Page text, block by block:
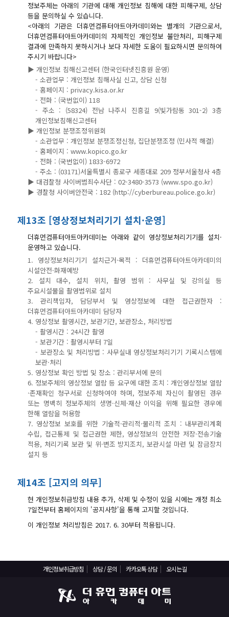
정보주체는 아래의 기관에 대해 개인정보 침해에 대한 피해구제, 상담
등을 문의하실 수 있습니다.
<아래의 기관은 더휴먼컴퓨터아트아카데미와는 별개의 기관으로서,
더휴먼컴퓨터아트아카데미의 자체적인 개인정보 불만처리, 피해구제
결과에 만족하지 못하시거나 보다 자세한 도움이 필요하시면 문의하여
주시기 바랍니다>
▶ 개인정보 침해신고센터 (한국인터넷진흥원 운영)
- 소관업무 : 개인정보 침해사실 신고, 상담 신청
- 홈페이지 : privacy.kisa.or.kr
- 전화 : (국번없이) 118
- 주소 : (58324) 전남 나주시 진흥길 9(빛가람동 301-2) 3층
개인정보침해신고센터
▶ 개인정보 분쟁조정위원회
- 소관업무 : 개인정보 분쟁조정신청, 집단분쟁조정 (민사적 해결)
- 홈페이지 : www.kopico.go.kr
- 전화 : (국번없이) 1833-6972
- 주소 : (03171)서울특별시 종로구 세종대로 209 정부서울청사 4층
▶ 대검찰청 사이버범죄수사단 : 02-3480-3573 (www.spo.go.kr)
▶ 경찰청 사이버안전국 : 182 (http://cyberbureau.police.go.kr)
제13조 [영상정보처리기기 설치·운영]
더휴먼컴퓨터아트아카데미는 아래와 같이 영상정보처리기기를 설치·
운영하고 있습니다.
1. 영상정보처리기기 설치근거·목적 : 더휴먼컴퓨터아트아카데미의
시설안전·화재예방
2. 설치 대수, 설치 위치, 촬영 범위 : 사무실 및 강의실 등
주요시설물을 촬영범위로 설치
3. 관리책임자, 담당부서 및 영상정보에 대한 접근권한자 :
더휴먼컴퓨터아트아카데미 담당자
4. 영상정보 촬영시간, 보관기간, 보관장소, 처리방법
- 촬영시간 : 24시간 촬영
- 보관기간 : 촬영시부터 7일
- 보관장소 및 처리방법 : 사무실내 영상정보처리기기 기록시스템에
보관·처리
5. 영상정보 확인 방법 및 장소 : 관리부서에 문의
6. 정보주체의 영상정보 열람 등 요구에 대한 조치 : 개인영상정보 열람
·존재확인 청구서로 신청하여야 하며, 정보주체 자신이 촬영된 경우
또는 명백히 정보주체의 생명·신체·재산 이익을 위해 필요한 경우에
한해 열람을 허용함
7. 영상정보 보호를 위한 기술적·관리적·물리적 조치 : 내부관리계획
수립, 접근통제 및 접근권한 제한, 영상정보의 안전한 저장·전송기술
적용, 처리기록 보관 및 위·변조 방지조치, 보관시설 마련 및 잠금장치
설치 등
제14조 [고지의 의무]
현 개인정보취급방침 내용 추가, 삭제 및 수정이 있을 시에는 개정 최소
7일전부터 홈페이지의 '공지사항'을 통해 고지할 것입니다.
이 개인정보 처리방침은 2017. 6. 30부터 적용됩니다.
개인정보취급방침 상담 / 문의 카카오톡 상담 오시는길